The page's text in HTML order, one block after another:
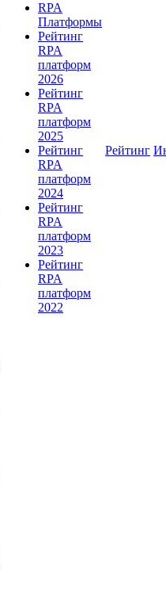
RPA
Платформы
Рейтинг
RPA
платформ
2026
Рейтинг
RPA
платформ
2025
Рейтинг
RPA
платформ
2024
Рейтинг
RPA
платформ
2023
Рейтинг
RPA
платформ
2022
Рейтинг